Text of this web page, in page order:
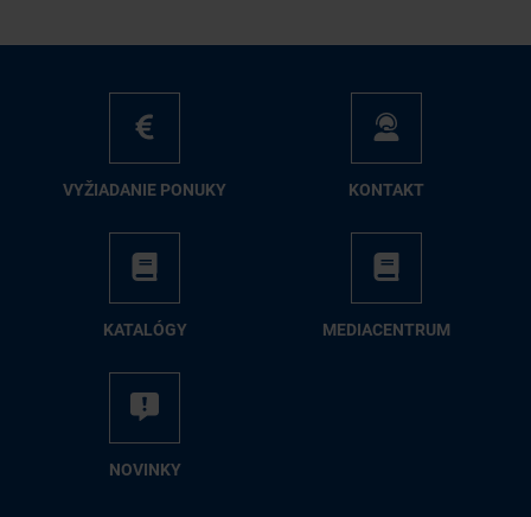
VY­ŽIA­DA­NIE PO­NU­KY KON­TAKT
KA­TA­LÓ­GY ME­DIA­CEN­TRUM
NO­VIN­KY